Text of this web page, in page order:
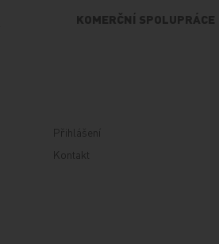
KOMERČNÍ SPOLUPRÁCE
Přihlášení
Kontakt